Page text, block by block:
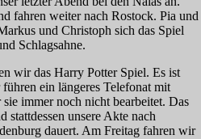
fahren weiter nach Rostock. Pia und
und Christoph sich das Spiel
Schlagsahne.
wir das Harry Potter Spiel. Es ist
ein längeres Telefonat mit
immer noch nicht bearbeitet. Das
stattdessen unsere Akte nach
dauert. Am Freitag fahren wir